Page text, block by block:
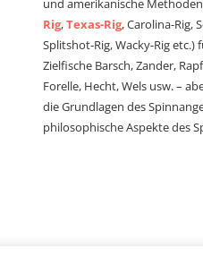
und amerikanische
Rig,Texas-Rig, Carolina-Rig,
Splitshot-Rig, Wacky-Rig etc.)
Zielfische Barsch, Zander,
Forelle, Hecht, Wels usw. –
die Grundlagen des
philosophische Aspekte des